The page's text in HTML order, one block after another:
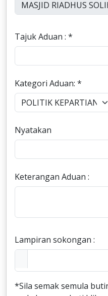
Tajuk Aduan : *
Kategori Aduan: *
Nyatakan
Keterangan Aduan :
Lampiran sokongan :
*Sila semak semula